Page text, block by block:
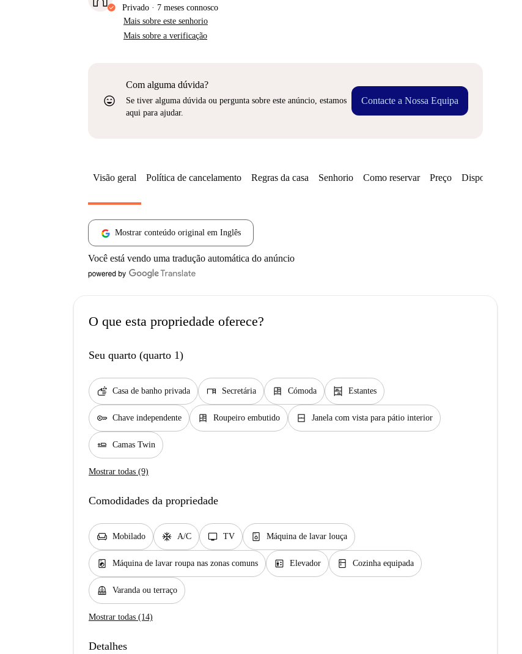
Privado · 7 meses connosco
Mais sobre este senhorio
Mais sobre a verificação
sentiment_very_satisfied
Com alguma dúvida?
Se tiver alguma dúvida ou pergunta sobre este anúncio, estamos
aqui para ajudar.
Contacte a Nossa Equipa
Visão geral Política de cancelamento Regras da casa Senhorio Como reservar Preço Disponibilidades
Mostrar conteúdo original em Inglês
Você está vendo uma tradução automática do anúncio
O que esta propriedade oferece?
Seu quarto (quarto 1)
soap Casa de banho privada desk Secretária dresser Cómoda shelves Estantes
key Chave independente dresser Roupeiro embutido window_closed Janela com vista para pátio interior
airline_seat_flat Camas Twin
Mostrar todas (9)
Comodidades da propriedade
chair Mobilado ac_unit A/C tv TV dishwasher_gen Máquina de lavar louça
local_laundry_service Máquina de lavar roupa nas zonas comuns elevator Elevador kitchen Cozinha equipada
balcony Varanda ou terraço
Mostrar todas (14)
Detalhes